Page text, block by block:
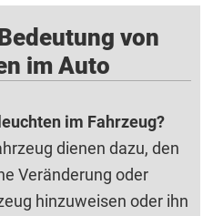
von
im Auto
im Fahrzeug?
dienen dazu, den
Veränderung oder
hinzuweisen oder ihn